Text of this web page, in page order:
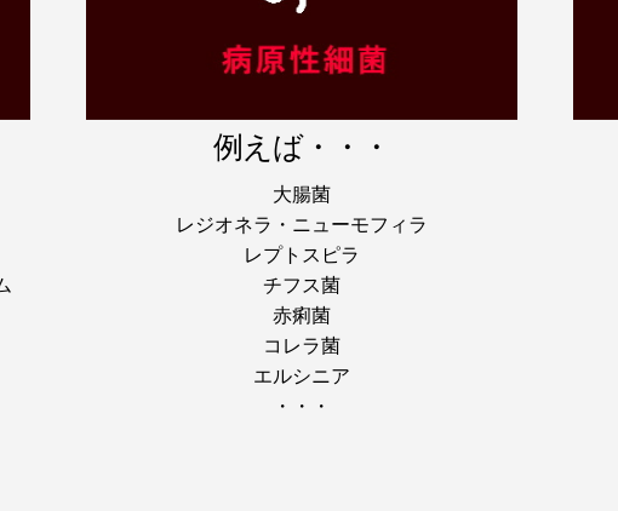
例えば・・・
大腸菌
レジオネラ・ニューモフィラ
レプトスピラ
チフス菌
赤痢菌
コレラ菌
エルシニア
・・・